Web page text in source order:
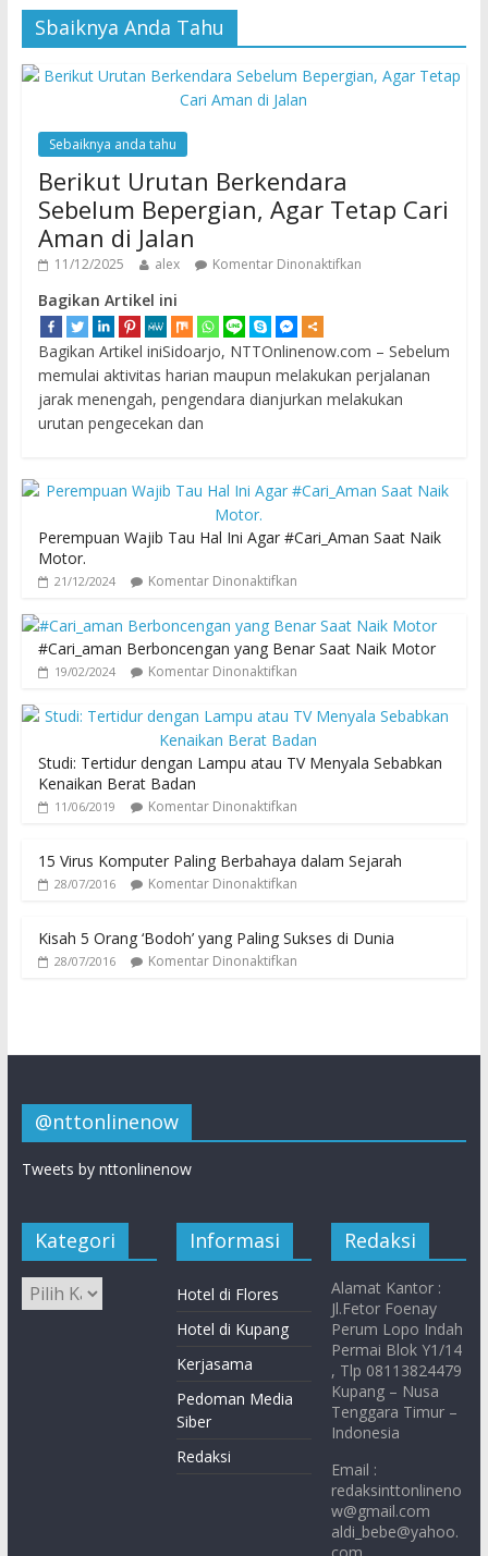
Sbaiknya Anda Tahu
Sebaiknya anda tahu
Berikut Urutan Berkendara
Sebelum Bepergian, Agar Tetap Cari
Aman di Jalan
11/12/2025 alex Komentar Dinonaktifkan
Bagikan Artikel ini
Bagikan Artikel iniSidoarjo, NTTOnlinenow.com – Sebelum
memulai aktivitas harian maupun melakukan perjalanan
jarak menengah, pengendara dianjurkan melakukan
urutan pengecekan dan
Perempuan Wajib Tau Hal Ini Agar #Cari_Aman Saat Naik
Motor.
21/12/2024 Komentar Dinonaktifkan
#Cari_aman Berboncengan yang Benar Saat Naik Motor
19/02/2024 Komentar Dinonaktifkan
Studi: Tertidur dengan Lampu atau TV Menyala Sebabkan
Kenaikan Berat Badan
11/06/2019 Komentar Dinonaktifkan
15 Virus Komputer Paling Berbahaya dalam Sejarah
28/07/2016 Komentar Dinonaktifkan
Kisah 5 Orang ‘Bodoh’ yang Paling Sukses di Dunia
28/07/2016 Komentar Dinonaktifkan
@nttonlinenow
Tweets by nttonlinenow
Kategori Informasi
Hotel di Flores
Hotel di Kupang
Kerjasama
Pedoman Media
Siber
Redaksi
Redaksi
Alamat Kantor :
Jl.Fetor Foenay
Perum Lopo Indah
Permai Blok Y1/14
, Tlp 08113824479
Kupang – Nusa
Tenggara Timur –
Indonesia
Email :
redaksinttonlineno
w@gmail.com
aldi_bebe@yahoo.